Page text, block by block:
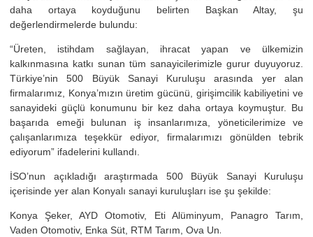
daha ortaya koyduğunu belirten Başkan Altay, şu
değerlendirmelerde bulundu:
“Üreten, istihdam sağlayan, ihracat yapan ve ülkemizin
kalkınmasına katkı sunan tüm sanayicilerimizle gurur duyuyoruz.
Türkiye’nin 500 Büyük Sanayi Kuruluşu arasında yer alan
firmalarımız, Konya’mızın üretim gücünü, girişimcilik kabiliyetini ve
sanayideki güçlü konumunu bir kez daha ortaya koymuştur. Bu
başarıda emeği bulunan iş insanlarımıza, yöneticilerimize ve
çalışanlarımıza teşekkür ediyor, firmalarımızı gönülden tebrik
ediyorum” ifadelerini kullandı.
İSO’nun açıkladığı araştırmada 500 Büyük Sanayi Kuruluşu
içerisinde yer alan Konyalı sanayi kuruluşları ise şu şekilde:
Konya Şeker, AYD Otomotiv, Eti Alüminyum, Panagro Tarım,
Vaden Otomotiv, Enka Süt, RTM Tarım, Ova Un.